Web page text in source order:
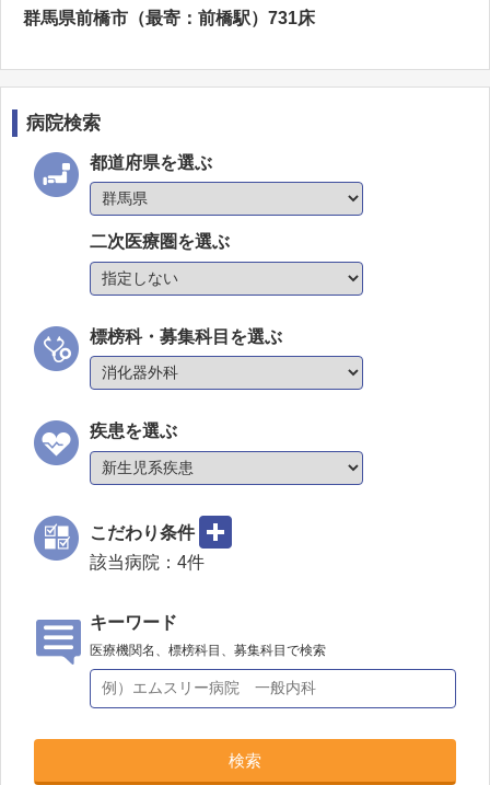
群馬県前橋市（最寄：前橋駅）731床
病院検索
都道府県を選ぶ
二次医療圏を選ぶ
標榜科・募集科目を選ぶ
疾患を選ぶ
こだわり条件
該当病院： 4件
キーワード
医療機関名、標榜科目、募集科目で検索
検索